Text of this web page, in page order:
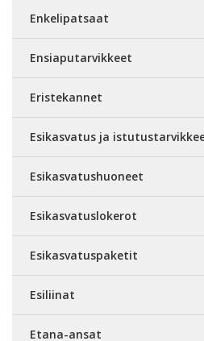
Enkelipatsaat
Ensiaputarvikkeet
Eristekannet
Esikasvatus ja
Esikasvatushuoneet
Esikasvatuslokerot
Esikasvatuspaketit
Esiliinat
Etana-ansat